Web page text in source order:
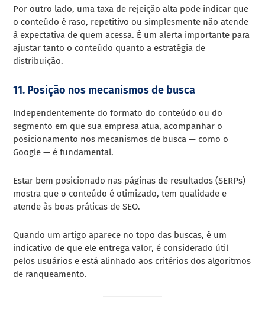
Por outro lado, uma taxa de rejeição alta pode indicar que
o conteúdo é raso, repetitivo ou simplesmente não atende
à expectativa de quem acessa. É um alerta importante para
ajustar tanto o conteúdo quanto a estratégia de
distribuição.
11. Posição nos mecanismos de busca
Independentemente do formato do conteúdo ou do
segmento em que sua empresa atua, acompanhar o
posicionamento nos mecanismos de busca — como o
Google — é fundamental.
Estar bem posicionado nas páginas de resultados (SERPs)
mostra que o conteúdo é otimizado, tem qualidade e
atende às boas práticas de SEO.
Quando um artigo aparece no topo das buscas, é um
indicativo de que ele entrega valor, é considerado útil
pelos usuários e está alinhado aos critérios dos algoritmos
de ranqueamento.